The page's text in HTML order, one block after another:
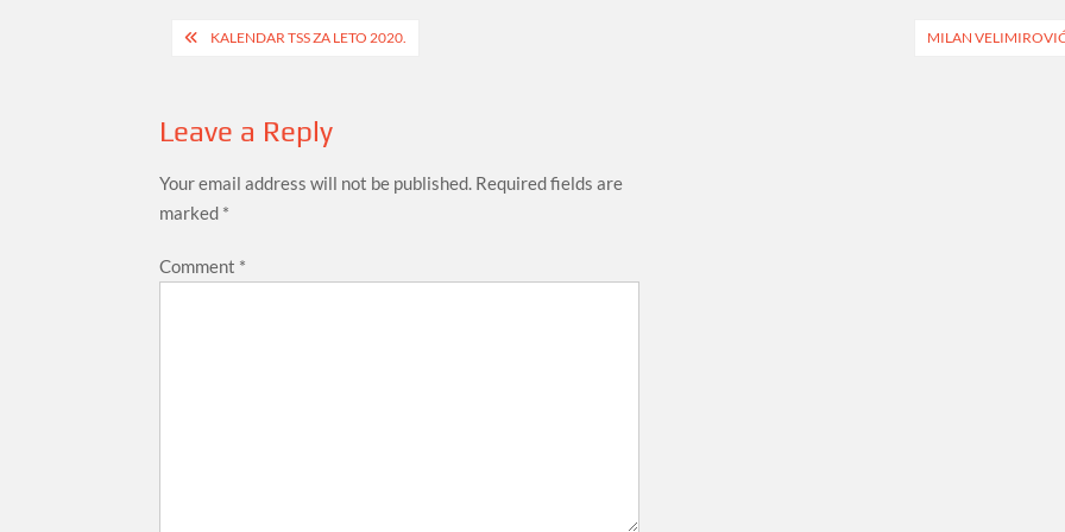
PostKALENDAR TSS ZA LETO 2020. MILAN
Leave a Reply
Your email address will not be published. Required fields are
marked *
Comment *